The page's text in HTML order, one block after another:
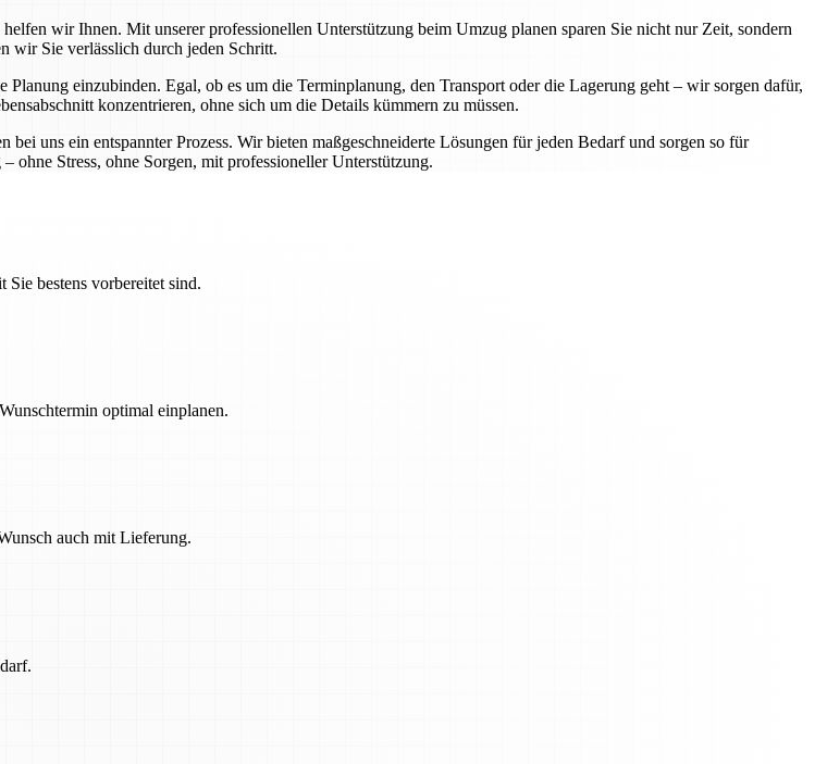
wir Ihnen. Mit unserer professionellen Unterstützung beim Umzug planen sparen Sie nicht nur Zeit, sondern
wir Sie verlässlich durch jeden Schritt.
einzubinden. Egal, ob es um die Terminplanung, den Transport oder die Lagerung geht – wir sorgen dafür,
konzentrieren, ohne sich um die Details kümmern zu müssen.
uns ein entspannter Prozess. Wir bieten maßgeschneiderte Lösungen für jeden Bedarf und sorgen so für
ohne Stress, ohne Sorgen, mit professioneller Unterstützung.
bestens vorbereitet sind.
optimal einplanen.
auch mit Lieferung.